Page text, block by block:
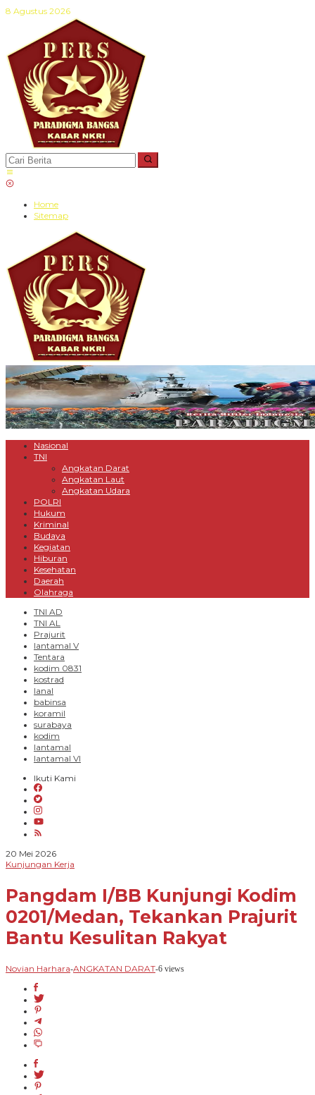
Lewati
8 Agustus 2026
Home
Sitemap
Nasional
TNI
Angkatan Darat
Angkatan Laut
Angkatan Udara
POLRI
Hukum
Kriminal
Budaya
Kegiatan
Hiburan
Kesehatan
Daerah
Olahraga
TNI AD
TNI AL
Prajurit
lantamal V
Tentara
kodim 0831
kostrad
lanal
babinsa
koramil
surabaya
kodim
lantamal
lantamal VI
Ikuti Kami
20 Mei 2026oleh
Novian
Kunjungan Kerja
Pangdam I/BB Kunjungi Kodim
0201/Medan, Tekankan Prajurit
Bantu Kesulitan Rakyat
Novian Harhara-ANGKATAN DARAT-6 views